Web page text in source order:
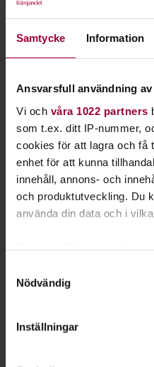
Samtycke Information
Ansvarsfull användning
Vi och våra 1022 partners
som t.ex. ditt IP-nummer,
cookies för att lagra och få
enhet för att kunna
innehåll, annons- och
och produktutveckling. Du
använda din data och i vilka
som kan ha en
Nödvändig
Inställningar
Folkbildningsutvecklare
073-696 75 60